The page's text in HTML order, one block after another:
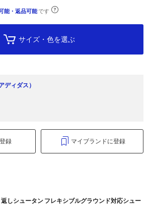
能・返品可能です
サイズ・色を選ぶ
ディダス）
録 マイブランドに登録
しシュータン フレキシブルグラウンド対応シュー